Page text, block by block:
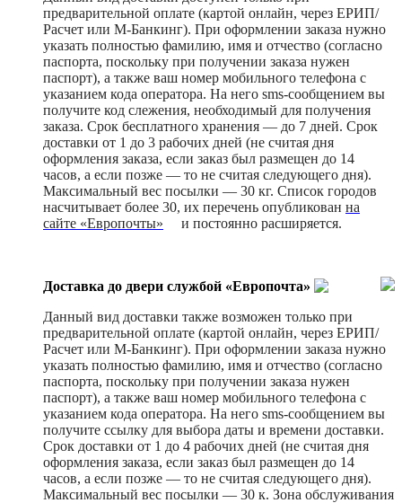
предварительной оплате (картой онлайн, через ЕРИП/
Расчет или М-Банкинг). При оформлении заказа нужно
указать полностью фамилию, имя и отчество (согласно
паспорта, поскольку при получении заказа нужен
паспорт), а также ваш номер мобильного телефона с
указанием кода оператора. На него sms-сообщением вы
получите код слежения, необходимый для получения
заказа. Срок бесплатного хранения — до 7 дней. Срок
доставки от 1 до 3 рабочих дней (не считая дня
оформления заказа, если заказ был размещен до 14
часов, а если позже — то не считая следующего дня).
Максимальный вес посылки — 30 кг. Список городов
насчитывает более 30, их перечень опубликован на
сайте «Европочты»
и постоянно расширяется.
Доставка до двери службой «Европочта»
Данный вид доставки также возможен только при
предварительной оплате (картой онлайн, через ЕРИП/
Расчет или М-Банкинг). При оформлении заказа нужно
указать полностью фамилию, имя и отчество (согласно
паспорта, поскольку при получении заказа нужен
паспорт), а также ваш номер мобильного телефона с
указанием кода оператора. На него sms-сообщением вы
получите ссылку для выбора даты и времени доставки.
Срок доставки от 1 до 4 рабочих дней (не считая дня
оформления заказа, если заказ был размещен до 14
часов, а если позже — то не считая следующего дня).
Максимальный вес посылки — 30 к. Зона обслуживания